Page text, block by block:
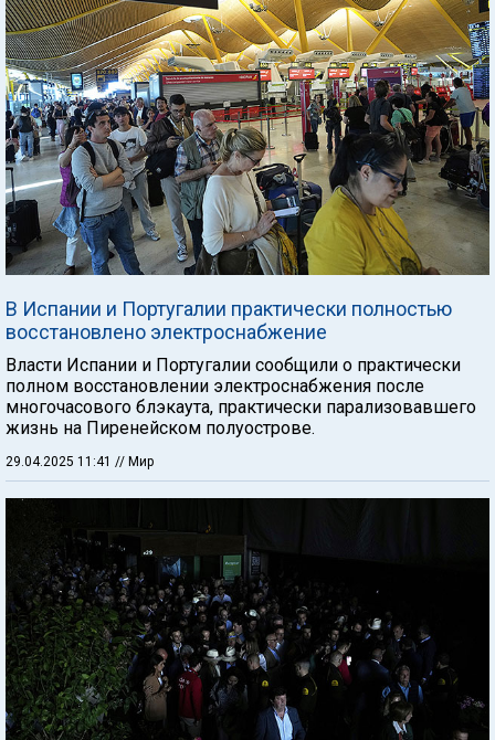
В Испании и Португалии практически полностью
восстановлено электроснабжение
Власти Испании и Португалии сообщили о практически
полном восстановлении электроснабжения после
многочасового блэкаута, практически парализовавшего
жизнь на Пиренейском полуострове.
29.04.2025 11:41 // Мир